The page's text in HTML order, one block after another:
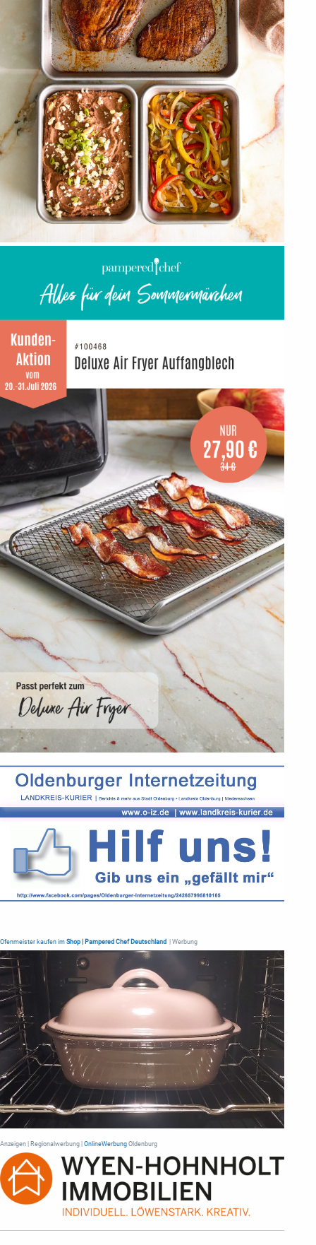
Ofenmeister kaufen im Shop | Pampered Chef Deutschland | Werbung
Anzeigen | Regionalwerbung | OnlineWerbung Oldenburg